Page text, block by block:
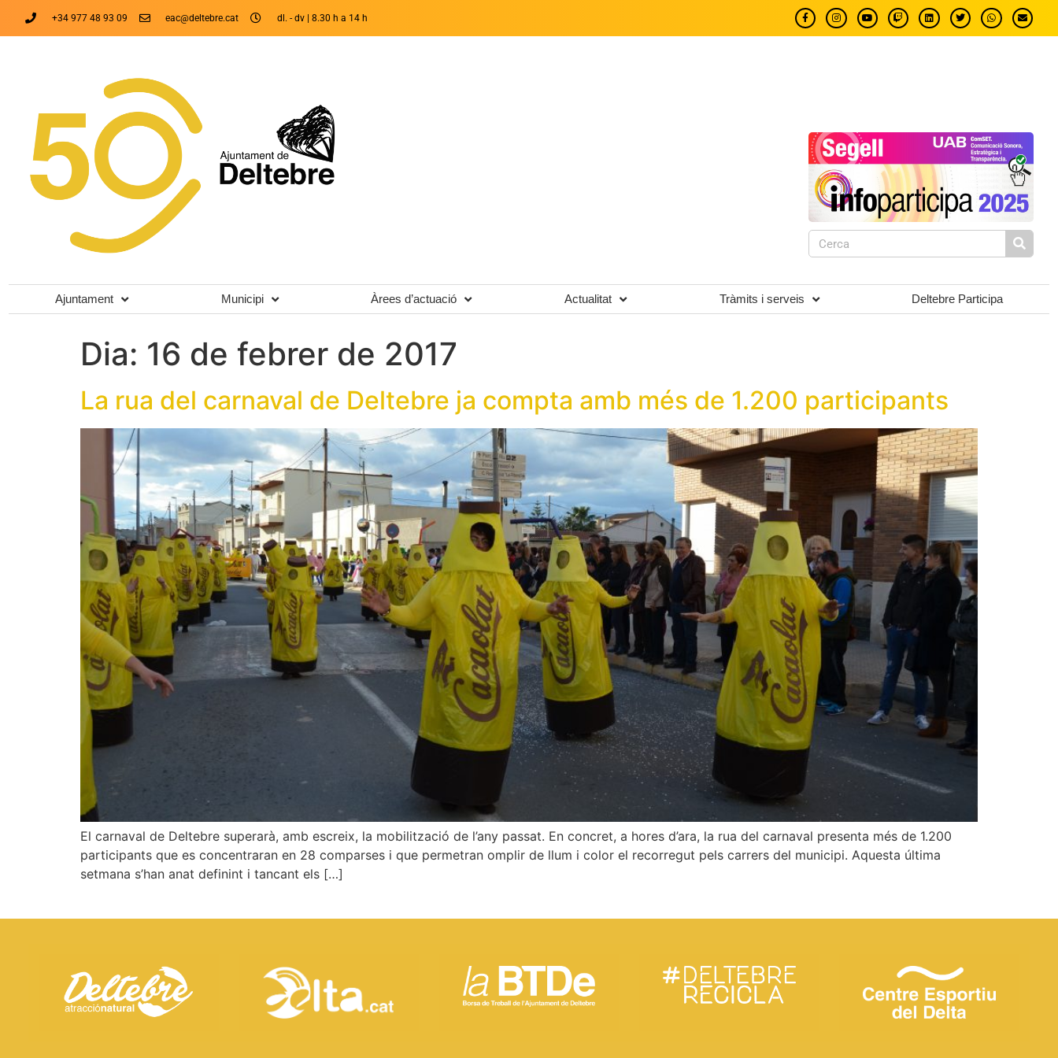
+34 977 48 93 09 eac@deltebre.cat dl. - dv | 8.30 h a 14 h
Ajuntament Municipi Àrees d’actuació Actualitat Tràmits i serveis Deltebre Participa
Dia: 16 de febrer de 2017
La rua del carnaval de Deltebre ja compta amb més de 1.200 participants
El carnaval de Deltebre superarà, amb escreix, la mobilització de l’any passat. En concret, a hores d’ara, la rua del carnaval presenta més de 1.200
participants que es concentraran en 28 comparses i que permetran omplir de llum i color el recorregut pels carrers del municipi. Aquesta última
setmana s’han anat definint i tancant els […]